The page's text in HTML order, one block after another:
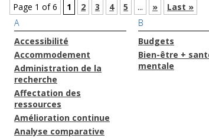
Page 1 of 6
1 2 3 4 5 ... »
Last »
A
Accessibilité
Accommodement
Administration de la
recherche
Affectation des
ressources
Amélioration continue
Analyse comparative
B
Budgets
Bien-être +
mentale